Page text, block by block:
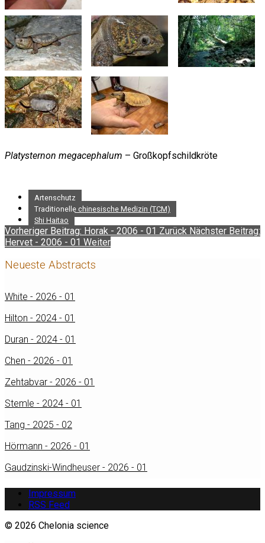
Platysternon megacephalum – Großkopfschildkröte
Artenschutz
Traditionelle chinesische Medizin (TCM)
Shi Haitao
Vorheriger Beitrag: Horak - 2006 - 01 Zurück Nächster Beitrag:
Hervet - 2006 - 01 Weiter
Neueste Abstracts
White - 2026 - 01
Hilton - 2024 - 01
Duran - 2024 - 01
Chen - 2026 - 01
Zehtabvar - 2026 - 01
Stemle - 2024 - 01
Tang - 2025 - 02
Hörmann - 2026 - 01
Gaudzinski-Windheuser - 2026 - 01
Impressum
RSS Feed
© 2026 Chelonia science